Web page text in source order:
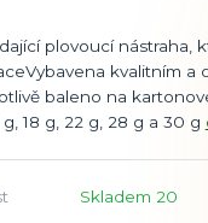
plovoucí nástraha,
kvalitním a
baleno na
18 g, 22 g, 28 g a 30 g
Skladem 20